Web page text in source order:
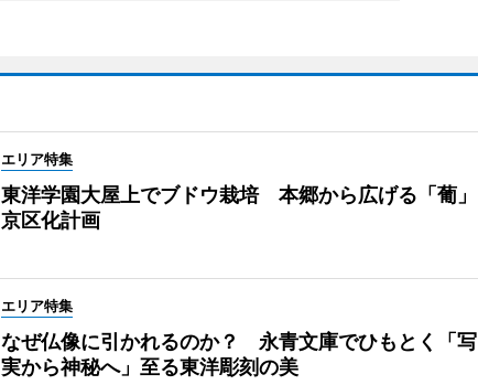
エリア特集
東洋学園大屋上でブドウ栽培 本郷から広げる「葡」
京区化計画
エリア特集
なぜ仏像に引かれるのか？ 永青文庫でひもとく「写
実から神秘へ」至る東洋彫刻の美